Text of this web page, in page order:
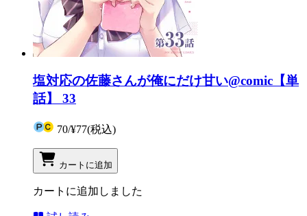
塩対応の佐藤さんが俺にだけ甘い@comic【単
話】 33
70/¥77(税込)
カートに追加
カートに追加しました